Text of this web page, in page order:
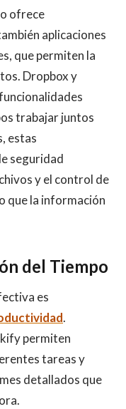
ofrece
aplicaciones
que permiten la
Dropbox y
trabajar juntos
estas
seguridad
y el control de
que la información
del Tiempo
es
.
permiten
tareas y
detallados que